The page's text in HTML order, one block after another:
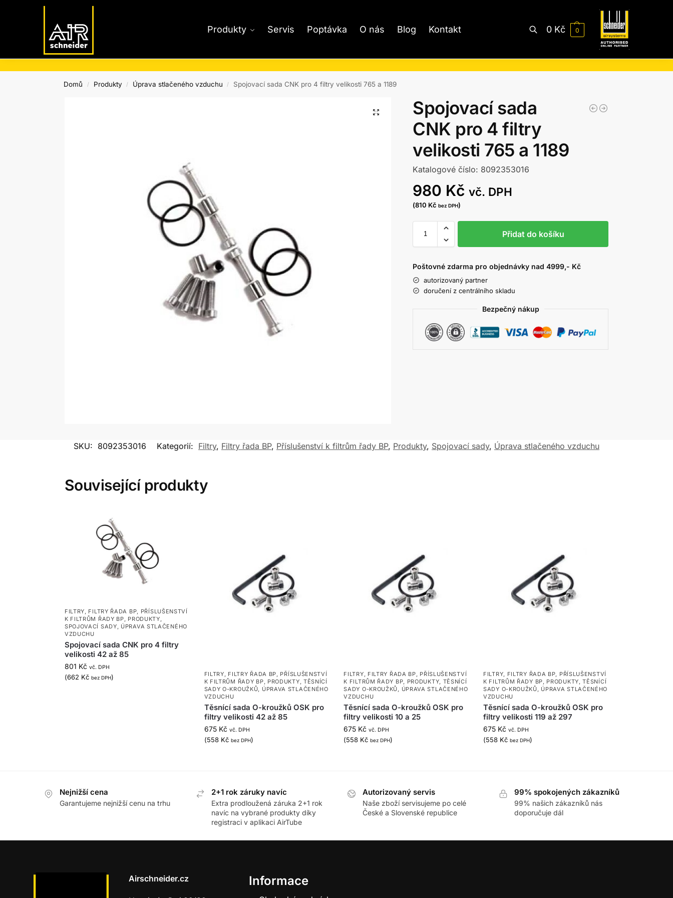
Produkty Servis Poptávka O nás Blog Kontakt 0 Kč 0
Domů / Produkty / Úprava stlačeného vzduchu / Spojovací sada CNK pro 4 filtry velikosti 765 a 1189
Spojovací sada
CNK pro 4 filtry
velikosti 765 a 1189
Katalogové číslo: 8092353016
980 Kč vč. DPH
(810 Kč bez DPH)
Přidat do košíku
Poštovné zdarma pro objednávky nad 4999,- Kč
autorizovaný partner
doručení z centrálního skladu
Bezpečný nákup
SKU: 8092353016 Kategorií: Filtry, Filtry řada BP, Příslušenství k filtrům řady BP, Produkty, Spojovací sady, Úprava stlačeného vzduchu
Související produkty
FILTRY, FILTRY ŘADA BP, PŘÍSLUŠENSTVÍ
K FILTRŮM ŘADY BP, PRODUKTY,
SPOJOVACÍ SADY, ÚPRAVA STLAČENÉHO
VZDUCHU
Spojovací sada CNK pro 4 filtry
velikosti 42 až 85
801 Kč vč. DPH
(662 Kč bez DPH) FILTRY FILTRY ŘADA BP
PŘÍSLUŠENSTVÍ
K FILTRŮM ŘADY BP
PRODUKTY TĚSNÍCÍ
SADY O-KROUŽKŮ
ÚPRAVA STLAČENÉHO
VZDUCHU
Těsnící sada O-kroužků OSK pro
filtry velikosti 42 až 85
675 Kč vč. DPH
(558 Kč bez DPH)
FILTRY FILTRY ŘADA BP
PŘÍSLUŠENSTVÍ
K FILTRŮM ŘADY BP
PRODUKTY TĚSNÍCÍ
SADY O-KROUŽKŮ
ÚPRAVA STLAČENÉHO
VZDUCHU
Těsnící sada O-kroužků OSK pro
filtry velikosti 10 a 25
675 Kč vč. DPH
(558 Kč bez DPH)
FILTRY FILTRY ŘADA BP
PŘÍSLUŠENSTVÍ
K FILTRŮM ŘADY BP
PRODUKTY ,TĚSNÍCÍ
SADY O-KROUŽKŮ
ÚPRAVA STLAČENÉHO
VZDUCHU
Těsnící sada O-kroužků OSK pro
filtry velikosti 119 až 297
675 Kč vč. DPH
(558 Kč bez DPH)
Nejnižší cena
Garantujeme nejnižší cenu na trhu
2+1 rok záruky navíc
Extra prodloužená záruka 2+1 rok
navíc na vybrané produkty díky
registraci v aplikaci AirTube
Autorizovaný servis
Naše zboží servisujeme po celé
České a Slovenské republice
99% spokojených zákazníků
99% našich zákazníků nás
doporučuje dál
Airschneider.cz Informace